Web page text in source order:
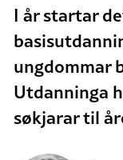
I år startar
ungdommar
Utdanninga
søkjarar til